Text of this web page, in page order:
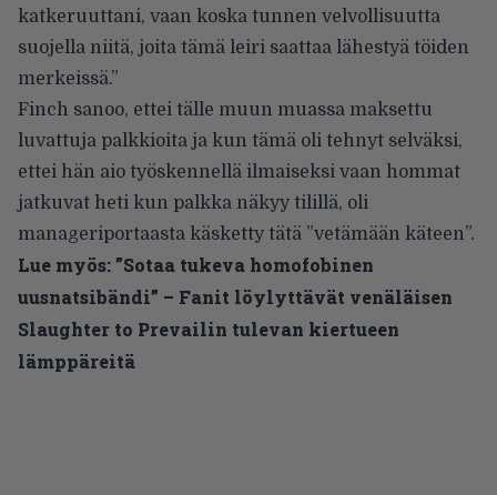
katkeruuttani, vaan koska tunnen velvollisuutta
suojella niitä, joita tämä leiri saattaa lähestyä töiden
merkeissä.”
Finch sanoo, ettei tälle muun muassa maksettu
luvattuja palkkioita ja kun tämä oli tehnyt selväksi,
ettei hän aio työskennellä ilmaiseksi vaan hommat
jatkuvat heti kun palkka näkyy tilillä, oli
manageriportaasta käsketty tätä ”vetämään käteen”.
Lue myös:”Sotaa tukeva homofobinen
uusnatsibändi” – Fanit löylyttävät venäläisen
Slaughter to Prevailin tulevan kiertueen
lämppäreitä